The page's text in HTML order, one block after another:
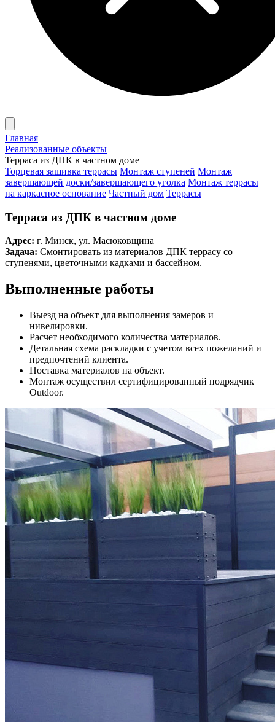
Главная
Реализованные объекты
Терраса из ДПК в частном доме
Торцевая зашивка террасы Монтаж ступеней Монтаж
завершающей доски/завершающего уголка Монтаж террасы
на каркасное основание Частный дом Террасы
Терраса из ДПК в частном доме
Адрес: г. Минск, ул. Масюковщина
Задача: Смонтировать из материалов ДПК террасу со
ступенями, цветочными кадками и бассейном.
Выполненные работы
Выезд на объект для выполнения замеров и
нивелировки.
Расчет необходимого количества материалов.
Детальная схема раскладки с учетом всех пожеланий и
предпочтений клиента.
Поставка материалов на объект.
Монтаж осуществил сертифицированный подрядчик
Outdoor.